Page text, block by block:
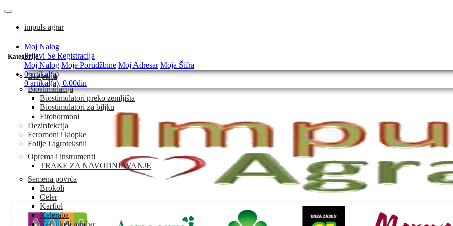
impuls agrar
Kategorije
Bio priča
Biostimulacija
Biostimulatori preko zemljišta
Biostimulatori za biljku
Fitohormoni
Dezinfekcija
Feromoni i klopke
Folije i agrotekstili
Oprema i instrumenti
TRAKE ZA NAVODNJAVANJE
Semena povrća
Brokoli
Celer
Karfiol
Keleraba
Moj Nalog
Prijavi Se Registracija
Moj Nalog Moje Porudžbine Moj Adresar Moja Šifra
0 artikal(a)
0 artikal(a), 0.00din